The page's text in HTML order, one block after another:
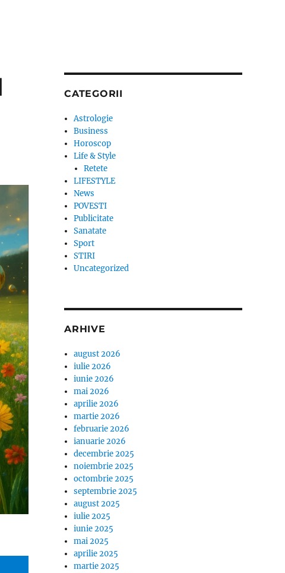
CATEGORII
Astrologie
Business
Horoscop
Life & Style
Retete
LIFESTYLE
News
POVESTI
Publicitate
Sanatate
Sport
STIRI
Uncategorized
ARHIVE
august 2026
iulie 2026
iunie 2026
mai 2026
aprilie 2026
martie 2026
februarie 2026
ianuarie 2026
decembrie 2025
noiembrie 2025
octombrie 2025
septembrie 2025
august 2025
iulie 2025
iunie 2025
mai 2025
aprilie 2025
martie 2025